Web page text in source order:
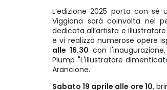
L’edizione 2025 porta con
Viggiona sarà coinvolta nel
dedicata all’artista e
e vi realizzò numerose opere
alle 16.30 con
Plump "L'illustratore
Arancione.
Sabato 19 aprile alle ore 10,